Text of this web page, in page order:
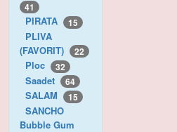
41
PIRATA 15
PLIVA
(FAVORIT)
22
Ploc 32
Saadet 64
SALAM 15
SANCHO
Bubble Gum